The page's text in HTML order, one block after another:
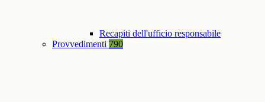
Recapiti dell'ufficio responsabile
Provvedimenti 790